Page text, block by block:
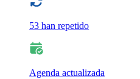
53 han repetido
Agenda actualizada